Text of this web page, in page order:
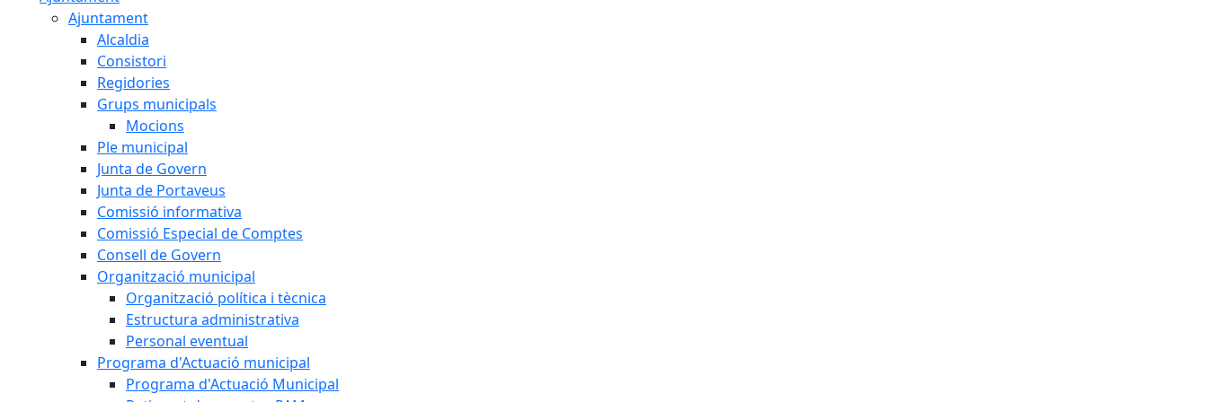
Ajuntament
Alcaldia
Consistori
Regidories
Grups municipals
Mocions
Ple municipal
Junta de Govern
Junta de Portaveus
Comissió informativa
Comissió Especial de Comptes
Consell de Govern
Organització municipal
Organització política i tècnica
Estructura administrativa
Personal eventual
Programa d'Actuació municipal
Programa d'Actuació Municipal